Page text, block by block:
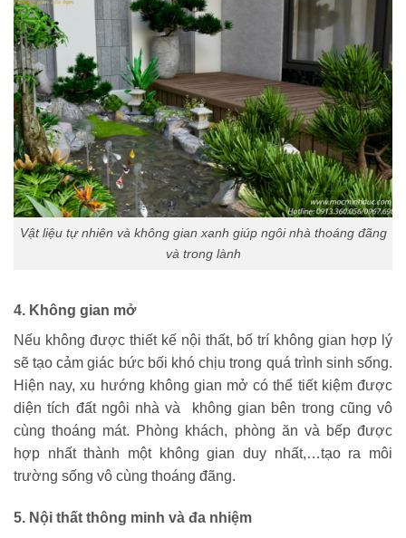
Vật liệu tự nhiên và không gian xanh giúp ngôi nhà thoáng đãng
và trong lành
4. Không gian mở
Nếu không được thiết kế nội thất, bố trí không gian hợp lý
sẽ tạo cảm giác bức bối khó chịu trong quá trình sinh sống.
Hiện nay, xu hướng không gian mở có thể tiết kiệm được
diện tích đất ngôi nhà và không gian bên trong cũng vô
cùng thoáng mát. Phòng khách, phòng ăn và bếp được
hợp nhất thành một không gian duy nhất,…tạo ra môi
trường sống vô cùng thoáng đãng.
5. Nội thất thông minh và đa nhiệm